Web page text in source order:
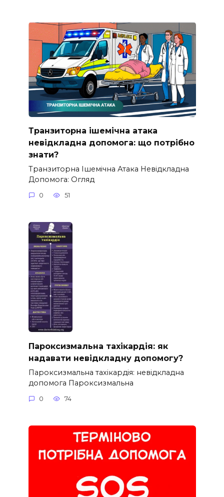
Транзиторна ішемічна атака
невідкладна допомога: що потрібно
знати?
Транзиторна Ішемічна Атака Невідкладна
Допомога: Огляд
0 51
Пароксизмальна тахікардія: як
надавати невідкладну допомогу?
Пароксизмальна тахікардія: невідкладна
допомога Пароксизмальна
0 74